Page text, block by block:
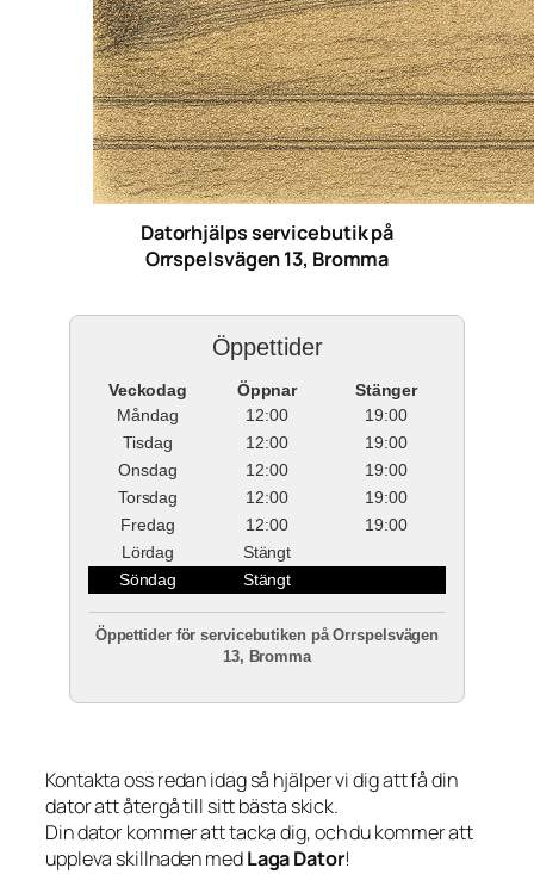
Datorhjälps servicebutik på
Orrspelsvägen 13, Bromma
Öppettider
Veckodag Öppnar
Stänger
Måndag
12:00
19:00
Tisdag
12:00
19:00
Onsdag
12:00
19:00
Torsdag
12:00
19:00
Fredag
12:00
19:00
Lördag
Stängt
Söndag
Stängt
Öppettider för servicebutiken på Orrspelsvägen
13, Bromma
Kontakta oss redan idag så hjälper vi dig att få din
dator att återgå till sitt bästa skick.
Din dator kommer att tacka dig, och du kommer att
uppleva skillnaden medLaga Dator!